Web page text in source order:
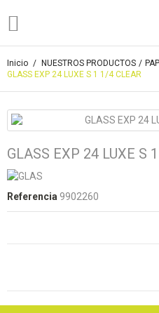
Inicio / NUESTROS PRODUCTOS /
GLASS EXP 24 LUXE S 1 1/4 CLEAR
GLASS EXP 24 LUXE S
Referencia 9902260